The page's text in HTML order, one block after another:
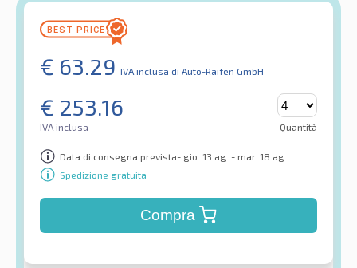
€ 63.29 IVA inclusa di Auto-Raifen GmbH
€ 253.16
IVA inclusa Quantità
Data di consegna prevista- gio. 13 ag. - mar. 18 ag.
Spedizione gratuita
Compra